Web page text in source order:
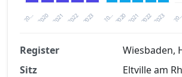
20… 2021 2023
2020 2022 20… 2021 2023
2020 2022
Finanzkennzahlen nach
Register
Wiesbaden,
Sitz
Eltville am